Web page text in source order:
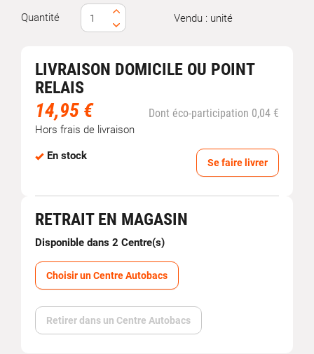
Quantité Vendu : unité
LIVRAISON DOMICILE OU POINT
RELAIS
14,95 € Dont éco-participation 0,04 €
Hors frais de livraison
En stock
Se faire livrer
RETRAIT EN MAGASIN
Disponible dans 2 Centre(s)
Choisir un Centre Autobacs
Retirer dans un Centre Autobacs